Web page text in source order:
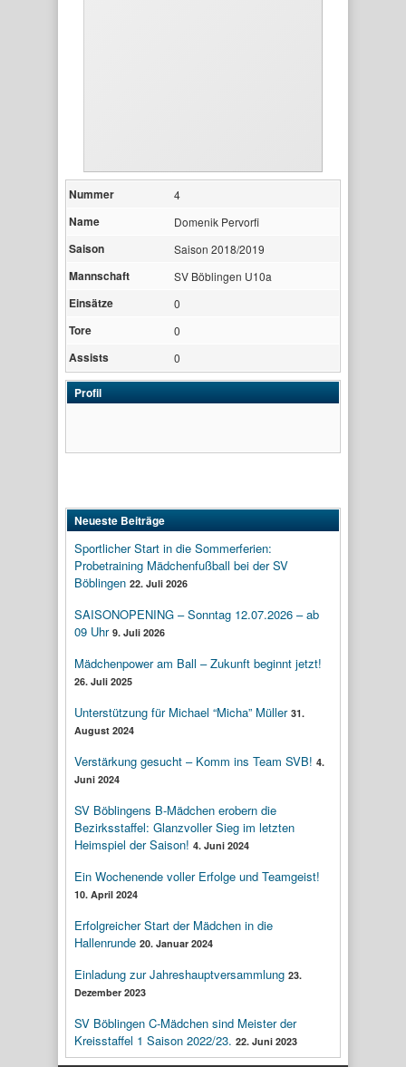
Nummer 4
Name Domenik Pervorfi
Saison Saison 2018/2019
Mannschaft SV Böblingen U10a
Einsätze 0
Tore 0
Assists 0
Profil
Neueste Beiträge
Sportlicher Start in die Sommerferien:
Probetraining Mädchenfußball bei der SV
Böblingen 22. Juli 2026
SAISONOPENING – Sonntag 12.07.2026 – ab
09 Uhr 9. Juli 2026
Mädchenpower am Ball – Zukunft beginnt jetzt!
26. Juli 2025
Unterstützung für Michael “Micha” Müller 31.
August 2024
Verstärkung gesucht – Komm ins Team SVB! 4.
Juni 2024
SV Böblingens B-Mädchen erobern die
Bezirksstaffel: Glanzvoller Sieg im letzten
Heimspiel der Saison! 4. Juni 2024
Ein Wochenende voller Erfolge und Teamgeist!
10. April 2024
Erfolgreicher Start der Mädchen in die
Hallenrunde 20. Januar 2024
Einladung zur Jahreshauptversammlung 23.
Dezember 2023
SV Böblingen C-Mädchen sind Meister der
Kreisstaffel 1 Saison 2022/23. 22. Juni 2023